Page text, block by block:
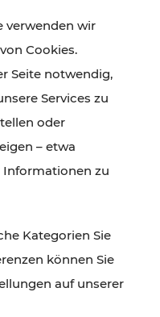
– viele
und Fahrplan-
erreichbar.
verwenden wir
Cookies.
Seite notwendig,
Services zu
oder
– etwa
zu
Kategorien Sie
können Sie
auf unserer